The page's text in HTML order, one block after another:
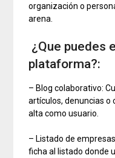
organización o
arena.
¿Que puedes
plataforma?:
– Blog colaborativo:
artículos, denuncias o
alta como usuario.
– Listado de
ficha al listado donde